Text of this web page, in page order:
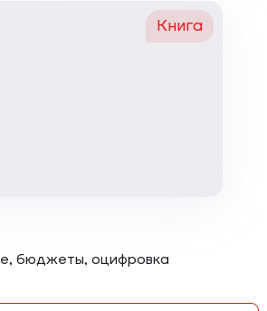
Книга
бюджеты, оцифровка